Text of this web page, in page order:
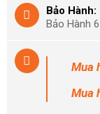
Bảo Hành:
Bảo Hành
Mua
Mua